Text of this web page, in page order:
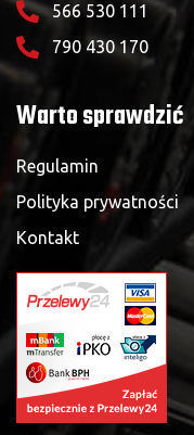
566 530 111
790 430 170
Warto sprawdzić
Regulamin
Polityka prywatności
Kontakt